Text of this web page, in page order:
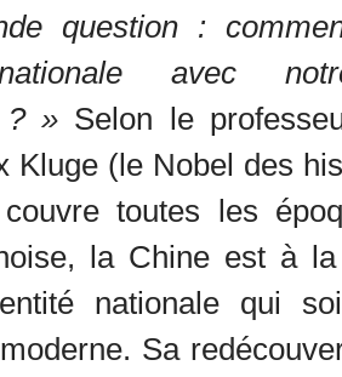
question :
avec
? » Selon le
Kluge (le Nobel des
toutes les
la Chine est à la
nationale qui
Sa